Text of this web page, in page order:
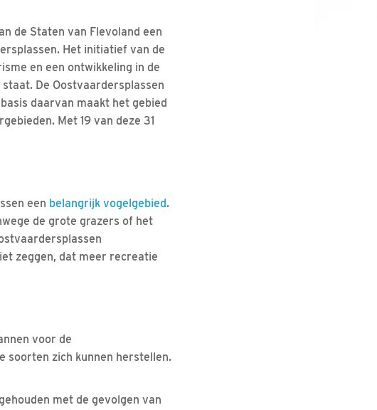
de Staten van Flevoland een
Het initiatief van de
en een ontwikkeling in de
De Oostvaardersplassen
daarvan maakt het gebied
Met 19 van deze 31
een belangrijk vogelgebied.
de grote grazers of het
zeggen, dat meer recreatie
voor de
soorten zich kunnen herstellen.
met de gevolgen van